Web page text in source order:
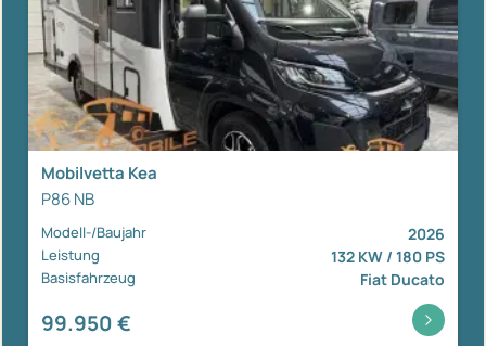
Mobilvetta Kea
P86 NB
Modell-/Baujahr 2026
Leistung 132 KW / 180 PS
Basisfahrzeug Fiat Ducato
99.950 €